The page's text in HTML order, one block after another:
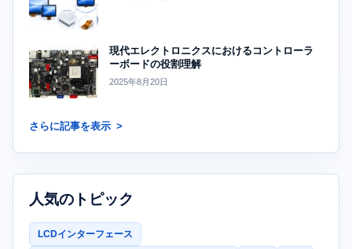
現代エレクトロニクスにおけるコントローラ
ーボードの役割理解
2025年8月20日
さらに記事を表示
人気のトピック
LCDインターフェース